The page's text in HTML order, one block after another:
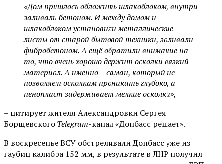
«Дом пришлось обложить шлакоблоком, внутри
заливали бетоном. И между домом и
шлакоблоком установили металлические
листы от старой бытовой техники, заливали
фибробетоном. А ещё обратили внимание на
то, что очень хорошо держит осколки вязкий
материал. А именно – саман, который не
позволяет осколкам проникать глубоко, а
пенопласт задерживает мелкие осколки»,
– цитирует жителя Александровки Сергея
Борщевского Telegram-канал «Донбасс решает».
В воскресенье ВСУ обстреливали Донбасс уже из
гаубиц калибра 152 мм, в результате в ЛНР получил